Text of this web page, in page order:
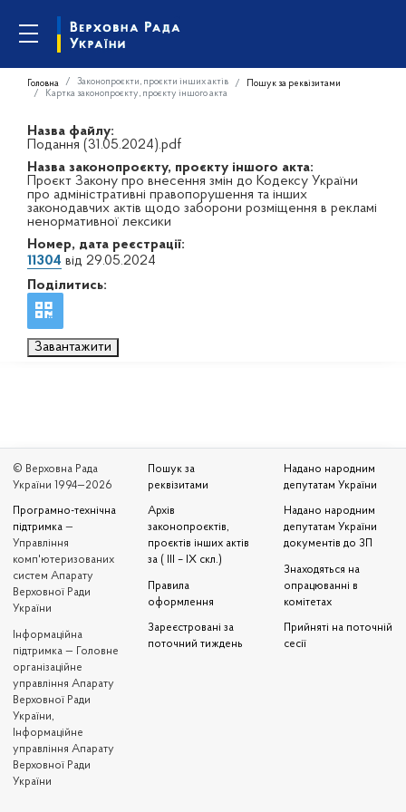
Головна Законопроєкти, проєкти інших актів
Пошук за реквізитами
Картка законопроєкту, проєкту іншого акта
Назва файлу:
Подання (31.05.2024).pdf
Назва законопроєкту, проєкту іншого акта:
Проєкт Закону про внесення змін до Кодексу України
про адміністративні правопорушення та інших
законодавчих актів щодо заборони розміщення в рекламі
ненормативної лексики
Номер, дата реєстрації:
11304 від 29.05.2024
Поділитись:
Завантажити
© Верховна Рада
України 1994—2026
Програмно-технічна
підтримка —
Управління
комп'ютеризованих
систем Апарату
Верховної Ради
України
Iнформаційна
підтримка — Головне
організаційне
управління Апарату
Верховної Ради
України,
Інформаційне
управління Апарату
Верховної Ради
України
Пошук за
реквізитами
Архів
законопроєктів,
проєктів інших актів
за ( III – IX скл.)
Правила
оформлення
Зареєстровані за
поточний тиждень
Надано народним
депутатам України
Надано народним
депутатам України
документів до ЗП
Знаходяться на
опрацюванні в
комітетах
Прийняті на поточній
сесії